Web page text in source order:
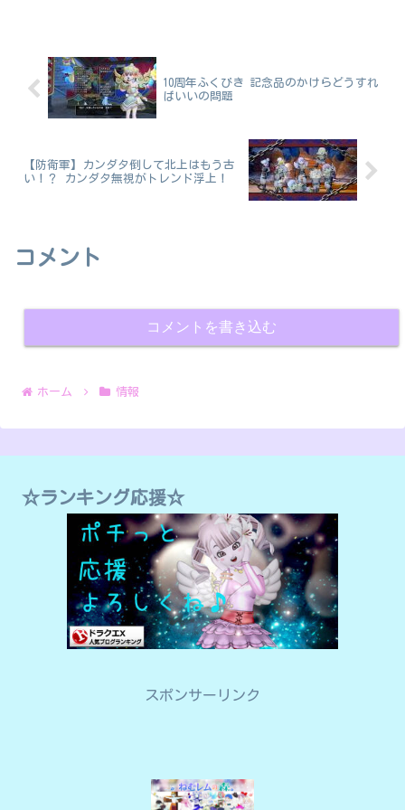
10周年ふくびき 記念品のかけらどうすれ
ばいいの問題
【防衛軍】カンダタ倒して北上はもう古
い！？ カンダタ無視がトレンド浮上！
コメント
コメントを書き込む
ホーム 情報
☆ランキング応援☆
スポンサーリンク